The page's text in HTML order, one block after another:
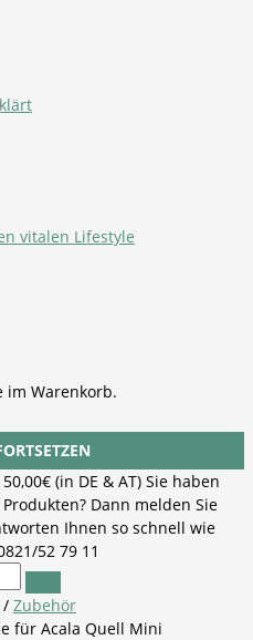
im Warenkorb.
(in DE & AT) Sie haben
Dann melden Sie
Ihnen so schnell wie
52 79 11
/ Zubehör
für Acala Quell Mini